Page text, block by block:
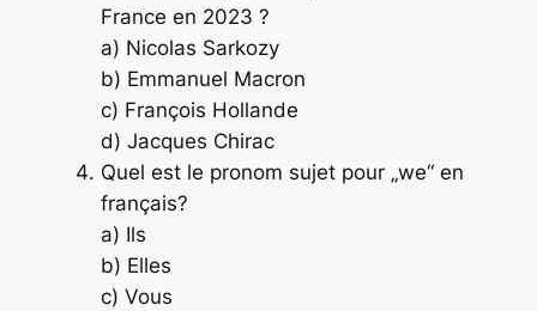
France en 2023 ?
a) Nicolas Sarkozy
b) Emmanuel Macron
c) François Hollande
d) Jacques Chirac
Quel est le pronom sujet pour „we“ en
français?
a) Ils
b) Elles
c) Vous